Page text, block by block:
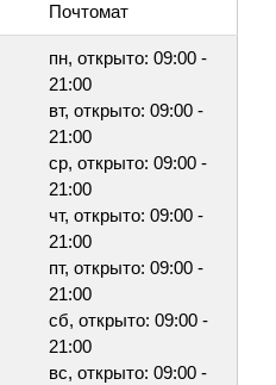
Почтомат
пн, открыто: 09:00 -
21:00
вт, открыто: 09:00 -
21:00
ср, открыто: 09:00 -
21:00
чт, открыто: 09:00 -
21:00
пт, открыто: 09:00 -
21:00
сб, открыто: 09:00 -
21:00
вс, открыто: 09:00 -